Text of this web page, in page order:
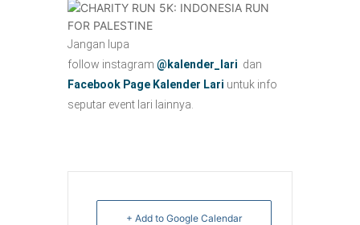
Jangan lupa
follow instagram @kalender_lari dan
Facebook Page Kalender Lari untuk info
seputar event lari lainnya.
+ Add to Google Calendar